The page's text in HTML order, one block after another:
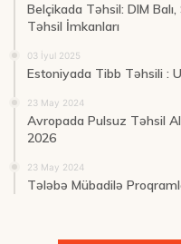
Belçikada Təhsil: DIM
Təhsil İmkanları
03 İyul 2025
Estoniyada Tibb Təhsili :
23 May 2024
Avropada Pulsuz Təhsil
2026
23 May 2024
Tələbə Mübadilə